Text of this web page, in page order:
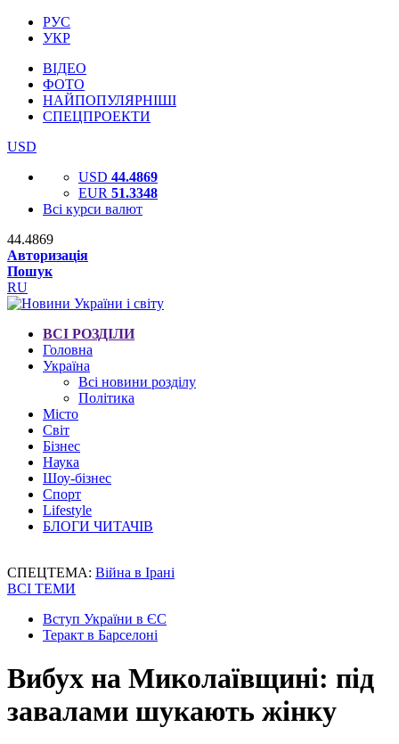
РУС
УКР
ВІДЕО
ФОТО
НАЙПОПУЛЯРНІШІ
СПЕЦПРОЕКТИ
USD
USD 44.4869
EUR 51.3348
Всі курси валют
44.4869
Авторизація
Пошук
RU
ВСІ РОЗДІЛИ
Головна
Україна
Всі новини розділу
Політика
Місто
Світ
Бізнес
Наука
Шоу-бізнес
Спорт
Lifestyle
БЛОГИ ЧИТАЧІВ
СПЕЦТЕМА: Війна в Ірані
ВСІ ТЕМИ
Вступ України в ЄС
Теракт в Барселоні
Вибух на Миколаївщині: під
завалами шукають жінку